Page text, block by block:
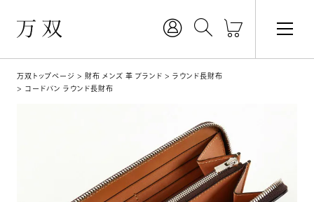
万双トップページ 財布 メンズ 革 ブランド
ラウンド長財布
コードバン ラウンド長財布